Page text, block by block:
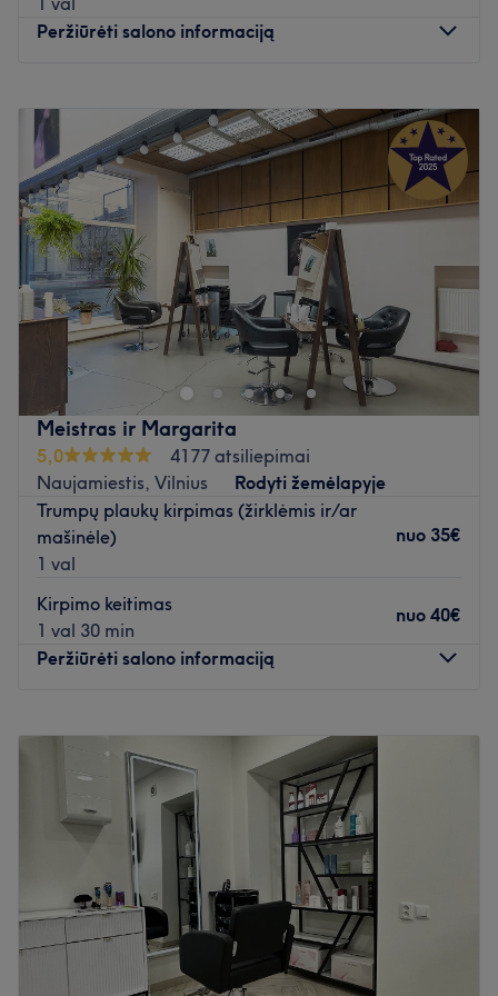
Peržiūrėti salono informaciją
Antradienis
09:00–20:00
Trečiadienis
09:00
20:00
Ketvirtadienis
–20:00
Penktadienis
09:00
Šeštadienis
09:00–18:00
Sekmadienis
Atidaryti salono profilį
Meistras ir Margarita
5,0
4177 atsiliepimai
Naujamiestis, Vilnius
Rodyti žemėlapyje
Trumpų plaukų kirpimas (žirklėmis ir/ar
mašinėle)
1 val
nuo 35€
Kirpimo keitimas
1 val 30 min
nuo 40€
Peržiūrėti salono informaciją
Antradienis
08:00
Trečiadienis
08:00
Ketvirtadienis
08:00
Penktadienis
08:00
Šeštadienis
08:00
Sekmadienis
08:00
Nudžiuginkite save nauja šukuosena po apsilankymo
salone Meistras ir Margarita, kuris yra įsikūręs Vilniuje.
Plaukų kirpimas, plaukų tonavimas ir kirpčiukų kirpimas -